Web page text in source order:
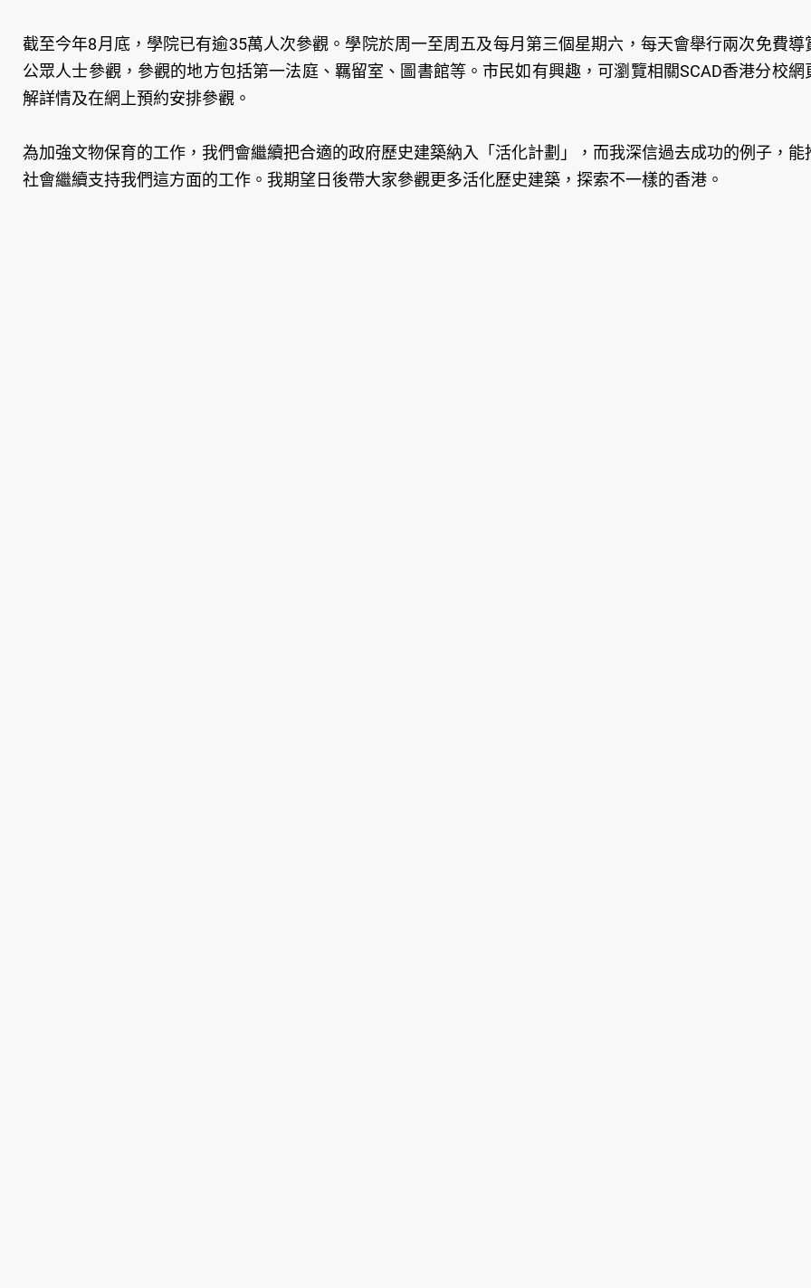
截至今年8月底，學院已有逾35萬人次參觀。學院於周一至周五及每月第三個星期六，每天會舉行兩次免費導
公眾人士參觀，參觀的地方包括第一法庭、羈留室、圖書館等。市民如有興趣，可瀏覽相關SCAD香港分校網
解詳情及在網上預約安排參觀。
為加強文物保育的工作，我們會繼續把合適的政府歷史建築納入「活化計劃」，而我深信過去成功的例子，能
社會繼續支持我們這方面的工作。我期望日後帶大家參觀更多活化歷史建築，探索不一樣的香港。